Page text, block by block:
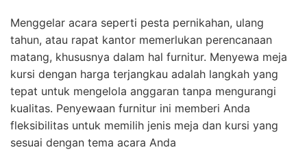
Menggelar acara seperti pesta pernikahan, ulang
tahun, atau rapat kantor memerlukan perencanaan
matang, khususnya dalam hal furnitur. Menyewa meja
kursi dengan harga terjangkau adalah langkah yang
tepat untuk mengelola anggaran tanpa mengurangi
kualitas. Penyewaan furnitur ini memberi Anda
fleksibilitas untuk memilih jenis meja dan kursi yang
sesuai dengan tema acara Anda